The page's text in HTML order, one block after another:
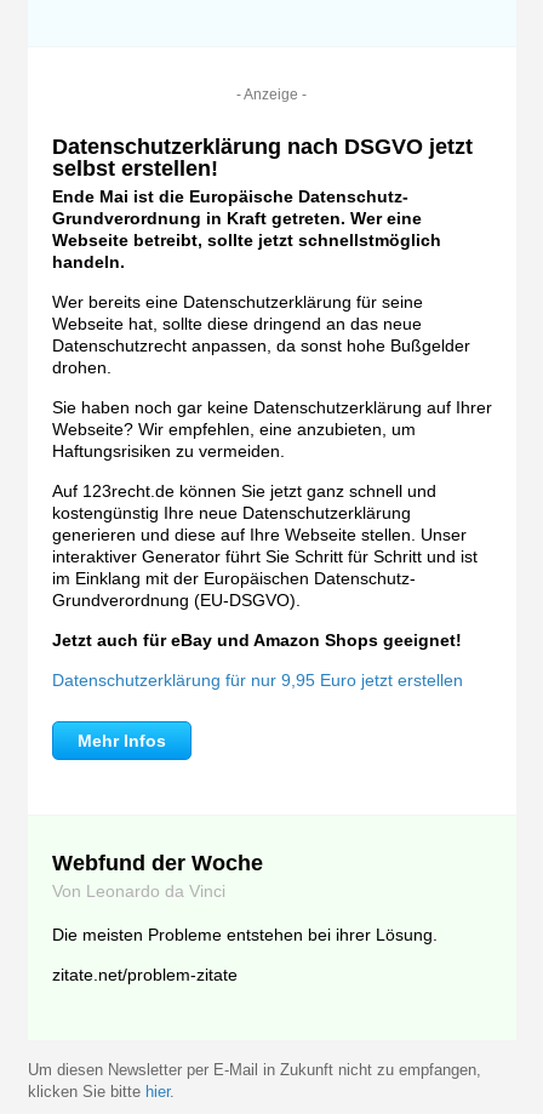
- Anzeige -
Datenschutzerklärung nach DSGVO jetzt
selbst erstellen!
Ende Mai ist die Europäische Datenschutz-
Grundverordnung in Kraft getreten. Wer eine
Webseite betreibt, sollte jetzt schnellstmöglich
handeln.
Wer bereits eine Datenschutzerklärung für seine
Webseite hat, sollte diese dringend an das neue
Datenschutzrecht anpassen, da sonst hohe Bußgelder
drohen.
Sie haben noch gar keine Datenschutzerklärung auf Ihrer
Webseite? Wir empfehlen, eine anzubieten, um
Haftungsrisiken zu vermeiden.
Auf 123recht.de können Sie jetzt ganz schnell und
kostengünstig Ihre neue Datenschutzerklärung
generieren und diese auf Ihre Webseite stellen. Unser
interaktiver Generator führt Sie Schritt für Schritt und ist
im Einklang mit der Europäischen Datenschutz-
Grundverordnung (EU-DSGVO).
Jetzt auch für eBay und Amazon Shops geeignet!
Datenschutzerklärung für nur 9,95 Euro jetzt erstellen
Mehr Infos
Webfund der Woche
Von Leonardo da Vinci
Die meisten Probleme entstehen bei ihrer Lösung.
zitate.net/problem-zitate
Um diesen Newsletter per E-Mail in Zukunft nicht zu empfangen,
klicken Sie bitte hier.